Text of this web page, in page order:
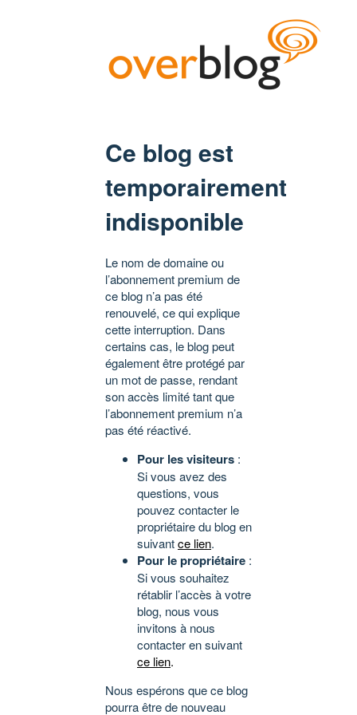
Ce blog est
temporairement
indisponible
Le nom de domaine ou
l’abonnement premium de
ce blog n’a pas été
renouvelé, ce qui explique
cette interruption. Dans
certains cas, le blog peut
également être protégé par
un mot de passe, rendant
son accès limité tant que
l’abonnement premium n’a
pas été réactivé.
Pour les visiteurs :
Si vous avez des
questions, vous
pouvez contacter le
propriétaire du blog en
suivantce lien.
Pour le propriétaire :
Si vous souhaitez
rétablir l’accès à votre
blog, nous vous
invitons à nous
contacter en suivant
ce lien.
Nous espérons que ce blog
pourra être de nouveau